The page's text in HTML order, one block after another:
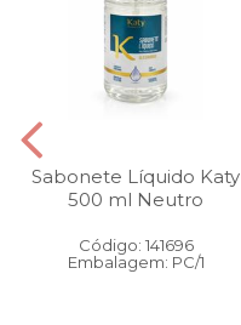
Sabonete Líquido Katy
500 ml Neutro
Código: 141696
Embalagem: PC/1